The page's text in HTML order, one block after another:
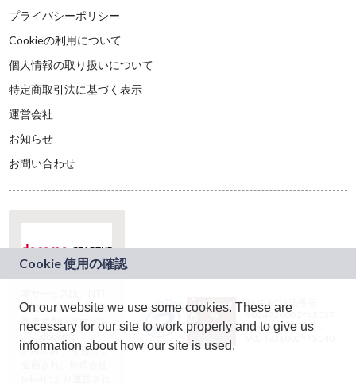
プライバシーポリシー
Cookieの利用について
個人情報の取り扱いについて
特定商取引法に基づく表示
運営会社
お知らせ
お問い合わせ
ドコモグループの新
規事業創出プログラ
ム「docomo
STARTUP」を通じて
JASRAC許諾番号：
9024936001Y45037
JASRAC許諾番号：
On our website we use some cookies. These are
necessary for our site to work properly and to give us
information about how our site is used.